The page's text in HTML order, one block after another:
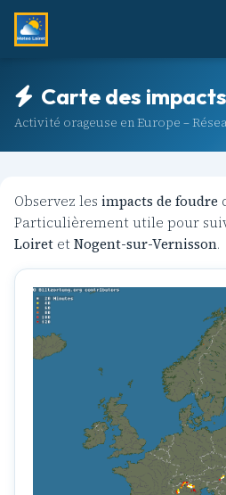
Carte des
Activité orageuse en Europe –
Observez les impacts de foudre
Particulièrement utile pour
Loiret etNogent-sur-Vernisson.